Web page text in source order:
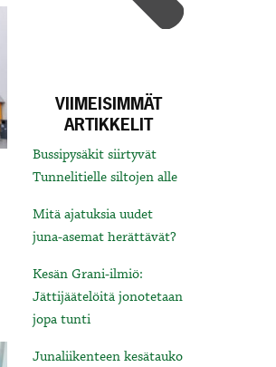
VIIMEISIMMÄT
ARTIKKELIT
Bussipysäkit siirtyvät
Tunnelitielle siltojen alle
Mitä ajatuksia uudet
juna-asemat herättävät?
Kesän Grani-ilmiö:
Jättijäätelöitä jonotetaan
jopa tunti
Junaliikenteen kesätauko